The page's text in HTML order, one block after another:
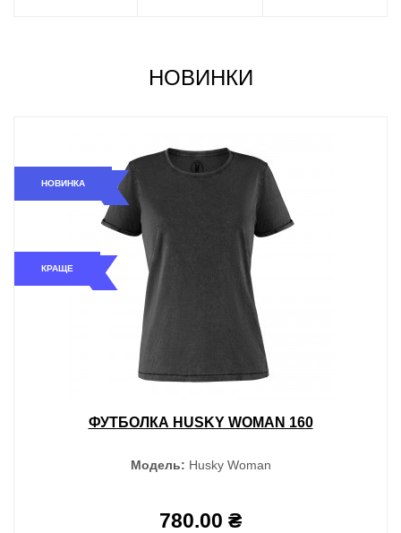
НОВИНКИ
НОВИНКА
КРАЩЕ
ФУТБОЛКА HUSKY WOMAN 160
Модель: Husky Woman
780.00 ₴